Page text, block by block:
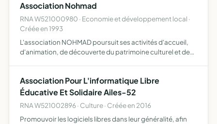
Association Nohmad
RNA W521000980 · Economie et développement local ·
Créée en 1993
L'association NOHMAD poursuit ses activités d'accueil,
d'animation, de découverte du patrimoine culturel et de
Association Pour L'informatique Libre
Éducative Et Solidaire Ailes-52
RNA W521002896 · Culture · Créée en 2016
Promouvoir les logiciels libres dans leur généralité, afin